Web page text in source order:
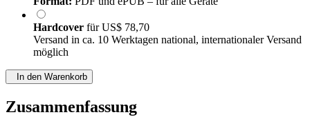
Hardcover fürUS$ 78,70
Versand in ca. 10 Werktagen national, internationaler Versand
möglich
In den Warenkorb
Zusammenfassung